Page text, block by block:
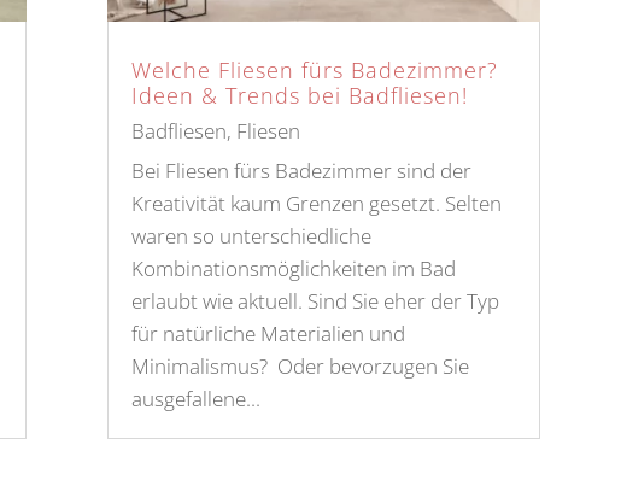
Welche Fliesen fürs Badezimmer?
Ideen & Trends bei Badfliesen!
Badfliesen, Fliesen
Bei Fliesen fürs Badezimmer sind der
Kreativität kaum Grenzen gesetzt. Selten
waren so unterschiedliche
Kombinationsmöglichkeiten im Bad
erlaubt wie aktuell. Sind Sie eher der Typ
für natürliche Materialien und
Minimalismus? Oder bevorzugen Sie
ausgefallene...